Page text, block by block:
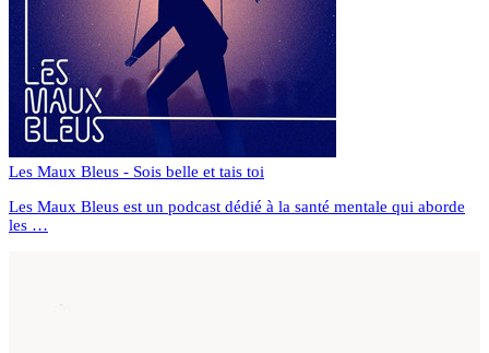
Les Maux Bleus - Sois belle et tais toi
Les Maux Bleus est un podcast dédié à la santé mentale qui aborde
les …